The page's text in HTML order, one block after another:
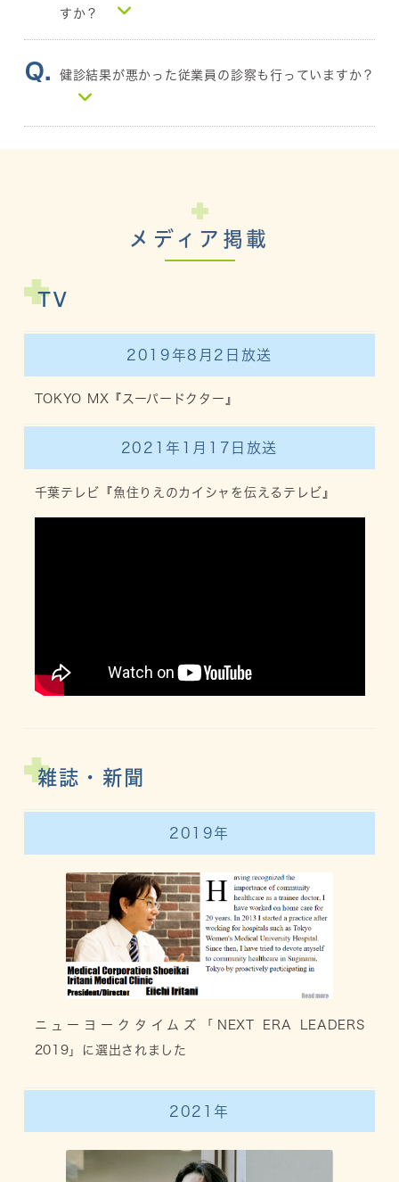
すか？
健診結果が悪かった従業員の診察も行っていますか？
メディア掲載
TV
2019年8月2日放送
TOKYO MX『スーパードクター』
2021年1月17日放送
千葉テレビ『魚住りえのカイシャを伝えるテレビ』
雑誌・新聞
2019年
ニューヨークタイムズ「NEXT ERA LEADERS
2019」に選出されました
2021年